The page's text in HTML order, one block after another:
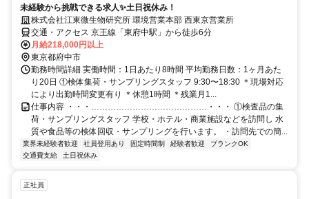
未経験から挑戦できる求人✨土日祝休み！
株式会社江東微生物研究所 環境営業本部 西東京営業所
交通・アクセス 京王線「東府中駅」から徒歩6分
月給218,000円以上
東京都府中市
勤務時間詳細 実働時間：1日あたり8時間 平均勤務日数：1ヶ月あた
り20日 ①検体集荷・サンプリングスタッフ 9:30〜18:30 ＊現場対応
により出勤時間変更有り ＊休憩1時間 ＊残業月1...
仕事内容 ・・・……………………………………・・・ ①検査品の集
荷・サンプリングスタッフ 学校・ホテル・商業施設などを訪問し 水
質や食品等の検体回収・サンプリングを行います。 ・訪問先での簡...
業界未経験者歓迎 社員登用あり 固定時間制 経験者歓迎
ブランクOK
交通費支給
土日祝休み
正社員